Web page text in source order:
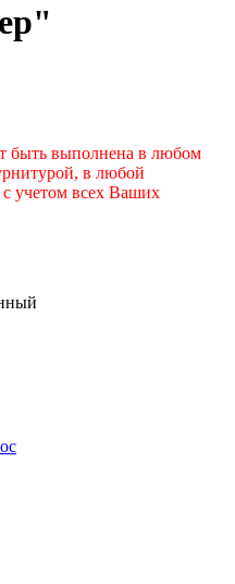
быть выполнена в любом
в любой
учетом всех Ваших